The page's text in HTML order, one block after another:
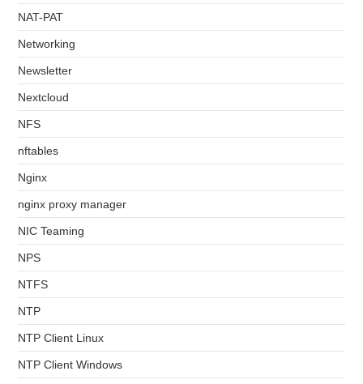
NAT-PAT
Networking
Newsletter
Nextcloud
NFS
nftables
Nginx
nginx proxy manager
NIC Teaming
NPS
NTFS
NTP
NTP Client Linux
NTP Client Windows